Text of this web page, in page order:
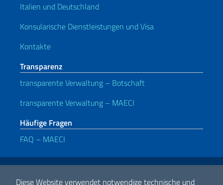
Diese Website verwendet notwendige technische und
Italien und Deutschland
Konsularische Dienstleistungen und Visa
Kontakte
Transparenz
transparente Verwaltung – Botschaft
transparente Verwaltung – MAECI
Häufige Fragen
FAQ – MAECI
Nützliche Links